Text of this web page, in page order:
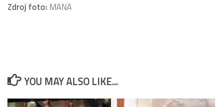
Zdroj foto: MANA
YOU MAY ALSO LIKE...